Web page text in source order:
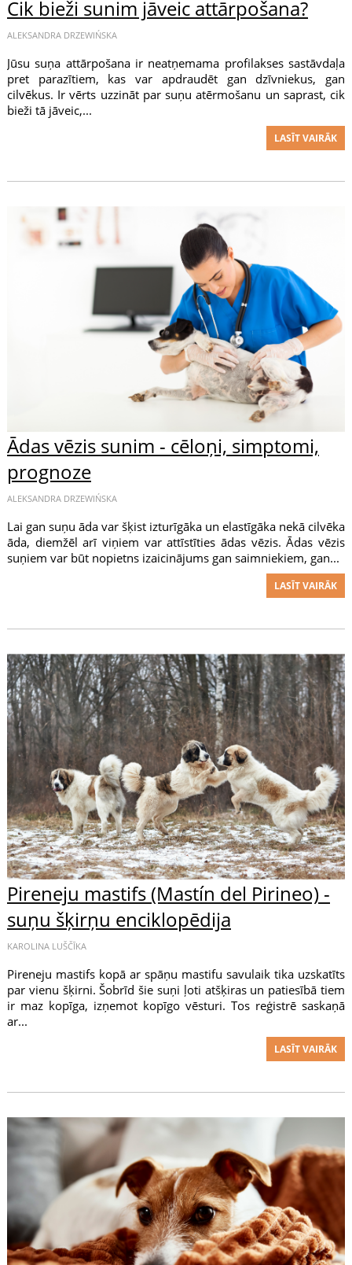
Cik bieži sunim jāveic attārpošana?
ALEKSANDRA DRZEWIŃSKA
Jūsu suņa attārpošana ir neatņemama profilakses sastāvdaļa
pret parazītiem, kas var apdraudēt gan dzīvniekus, gan
cilvēkus. Ir vērts uzzināt par suņu atērmošanu un saprast, cik
bieži tā jāveic,...
LASĪT VAIRĀK
Ādas vēzis sunim - cēloņi, simptomi,
prognoze
ALEKSANDRA DRZEWIŃSKA
Lai gan suņu āda var šķist izturīgāka un elastīgāka nekā cilvēka
āda, diemžēl arī viņiem var attīstīties ādas vēzis. Ādas vēzis
suņiem var būt nopietns izaicinājums gan saimniekiem, gan...
LASĪT VAIRĀK
Pireneju mastifs (Mastín del Pirineo) -
suņu šķirņu enciklopēdija
KAROLINA LUŠČĪKA
Pireneju mastifs kopā ar spāņu mastifu savulaik tika uzskatīts
par vienu šķirni. Šobrīd šie suņi ļoti atšķiras un patiesībā tiem
ir maz kopīga, izņemot kopīgo vēsturi. Tos reģistrē saskaņā
ar...
LASĪT VAIRĀK